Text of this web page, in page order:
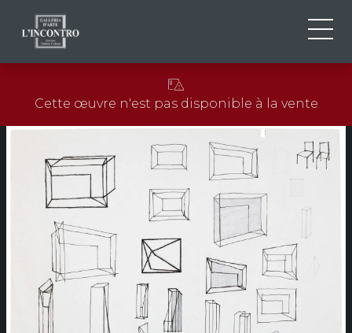
EN
FR
NEWS ED EVENTS
EXPOSITIONS
CONTACTS
Cette œuvre n'est pas disponible à la vente